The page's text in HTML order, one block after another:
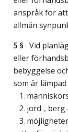
anspråk för
allmän
5 § Vid
eller
bebyggelse
som är
1.
2. jord-,
3.